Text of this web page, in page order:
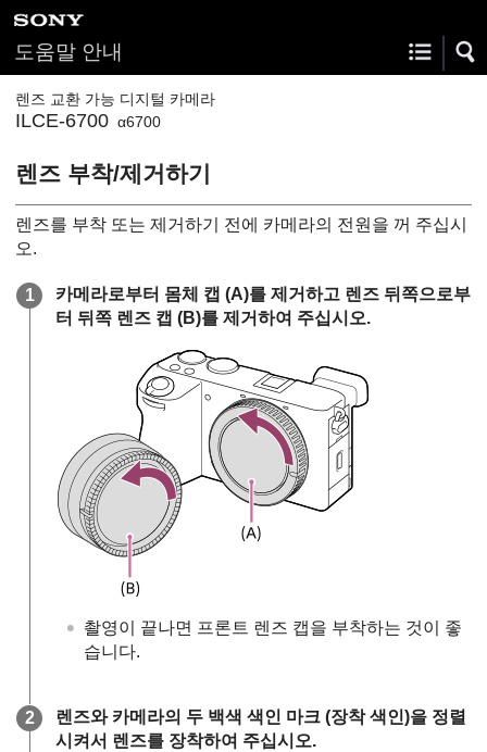
도움말 안내
렌즈 교환 가능 디지털 카메라
ILCE-6700 α6700
렌즈 부착/제거하기
렌즈를 부착 또는 제거하기 전에 카메라의 전원을 꺼 주십시
오.
카메라로부터 몸체 캡 (A)를 제거하고 렌즈 뒤쪽으로부
터 뒤쪽 렌즈 캡 (B)를 제거하여 주십시오.
촬영이 끝나면 프론트 렌즈 캡을 부착하는 것이 좋
습니다.
렌즈와 카메라의 두 백색 색인 마크 (장착 색인)을 정렬
시켜서 렌즈를 장착하여 주십시오.